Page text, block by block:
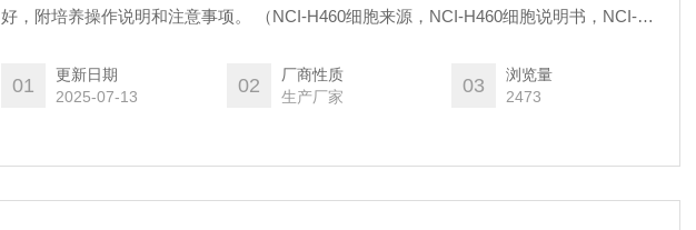
好，附培养操作说明和注意事项。 （NCI-H460细胞来源，NCI-H460细胞说明书，NCI-
帮助您养好细胞，售后期内可申请免费售后）
01
更新日期
2025-07-13
02
厂商性质
生产厂家
03
浏览量
2473